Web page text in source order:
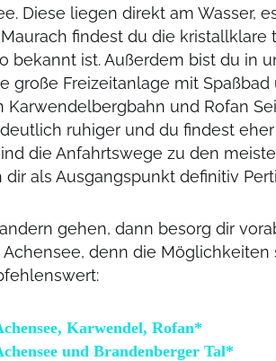
Diese liegen direkt am Wasser,
findest du die kristallklare
bekannt ist. Außerdem bist du in
große Freizeitanlage mit
Karwendelbergbahn und Rofan
ruhiger und du findest
die Anfahrtswege zu den
als Ausgangspunkt definitiv
gehen, dann besorg dir
denn die
Karwendel, Rofan*
und Brandenberger Tal*